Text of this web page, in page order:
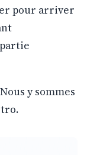
pour arriver
Nous y sommes